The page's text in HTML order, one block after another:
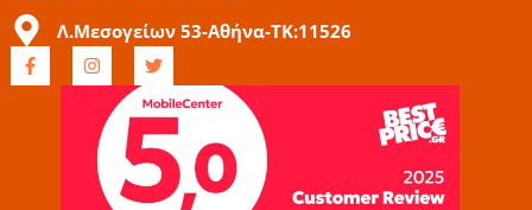
Λ.Μεσογείων 53-Αθήνα-ΤΚ:11526
F
a
c
I
n
s
g
r
a
m
T
w
t
t
e
r